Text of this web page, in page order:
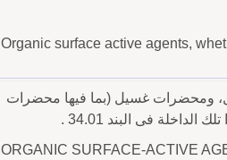
Organic surface active agents,
ومحضرات غسيل (بما فيها محضرات
فى البند 34.01 .
ORGANIC SURFACE-ACTIVE